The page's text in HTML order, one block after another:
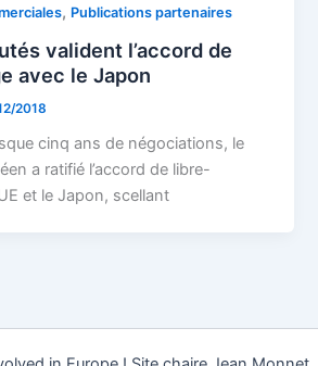
, Publications partenaires
valident l’accord de
avec le Japon
2018
cinq ans de négociations, le
a ratifié l’accord de libre-
et le Japon, scellant